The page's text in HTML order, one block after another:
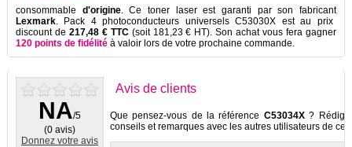
consommable d'origine. Ce toner laser est garanti par son fabricant
Lexmark. Pack 4 photoconducteurs universels C53030X est au prix
discount de 217,48 € TTC(soit 181,23 € HT). Son achat vous fera gagner
120 points de fidélitéà valoir lors de votre prochaine commande.
Avis de clients
NA/5
(0 avis)
Donnez votre avis
Que pensez-vous de la référence C53034X?
conseils et remarques avec les autres utilisateurs de ce